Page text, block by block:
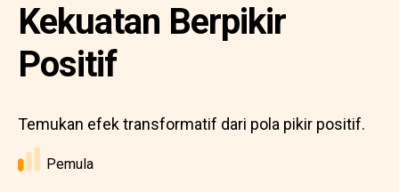
Kekuatan Berpikir
Positif
Temukan efek transformatif dari pola pikir positif.
Pemula